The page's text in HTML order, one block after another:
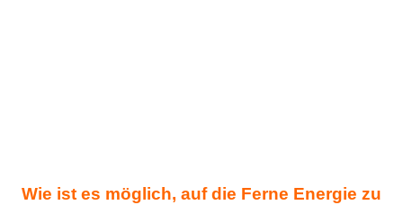
Wie ist es möglich, auf die Ferne Energie zu